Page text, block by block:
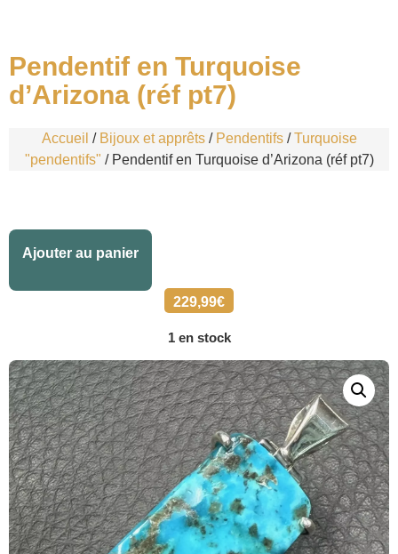
Pendentif en Turquoise
d’Arizona (réf pt7)
Accueil / Bijoux et apprêts/ Pendentifs/Turquoise
"pendentifs" / Pendentif en Turquoise d’Arizona (réf pt7)
229,99€
1 en stock
Ajouter au panier